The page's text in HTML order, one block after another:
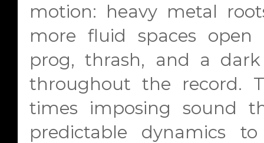
motion: heavy metal
more fluid spaces
prog, thrash, and a
throughout the record.
times imposing sound
predictable dynamics